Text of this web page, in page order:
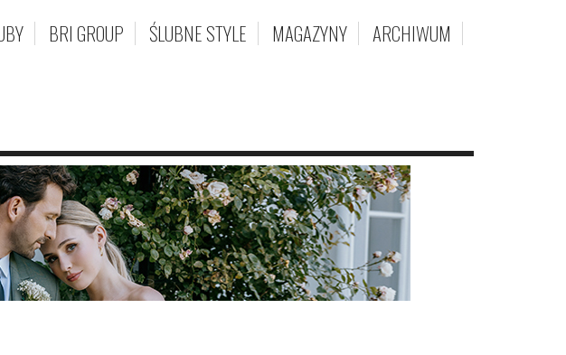
BRI GROUP ŚLUBNE STYLE MAGAZYNY ARCHIWUM